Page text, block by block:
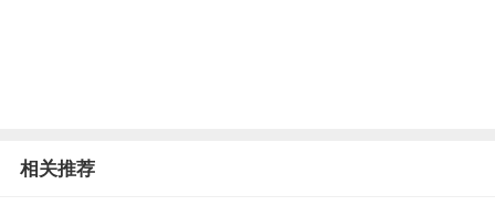
相关推荐